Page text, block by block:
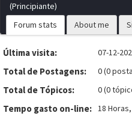
(Principiante)
Forum stats
About me
Última visita: 07-12-
Total de Postagens: 0 (0
Total de Tópicos: 0 (0
Tempo gasto on-line: 18